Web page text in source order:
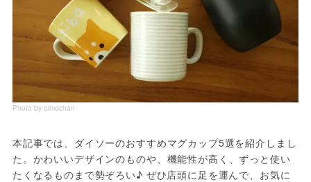
Photo by oimochan
本記事では、ダイソーのおすすめマグカップ5選を紹介しまし
た。かわいいデザインのものや、機能性が高く、ずっと使い
たくなるものまで勢ぞろい♪ ぜひ店頭に足を運んで、お気に